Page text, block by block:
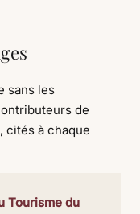
sans les
de
cités à chaque
Tourisme du